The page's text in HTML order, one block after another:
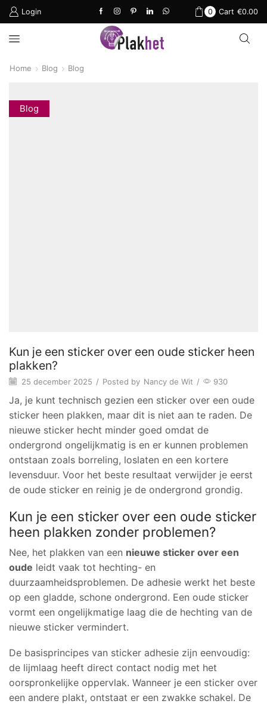
Login 0 Cart €0.00
Home Blog Blog
Blog
Kun je een sticker over een oude sticker heen
plakken?
25 december 2025 / Posted by Nancy de Wit / 930
Ja, je kunt technisch gezien een sticker over een oude
sticker heen plakken, maar dit is niet aan te raden. De
nieuwe sticker hecht minder goed omdat de
ondergrond ongelijkmatig is en er kunnen problemen
ontstaan zoals borreling, loslaten en een kortere
levensduur. Voor het beste resultaat verwijder je eerst
de oude sticker en reinig je de ondergrond grondig.
Kun je een sticker over een oude sticker
heen plakken zonder problemen?
Nee, het plakken van een nieuwe sticker over een
oude leidt vaak tot hechting- en
duurzaamheidsproblemen. De adhesie werkt het beste
op een gladde, schone ondergrond. Een oude sticker
vormt een ongelijkmatige laag die de hechting van de
nieuwe sticker vermindert.
De basisprincipes van sticker adhesie zijn eenvoudig:
de lijmlaag heeft direct contact nodig met het
oorspronkelijke oppervlak. Wanneer je een sticker over
een andere plakt, ontstaat er een zwakke schakel. De